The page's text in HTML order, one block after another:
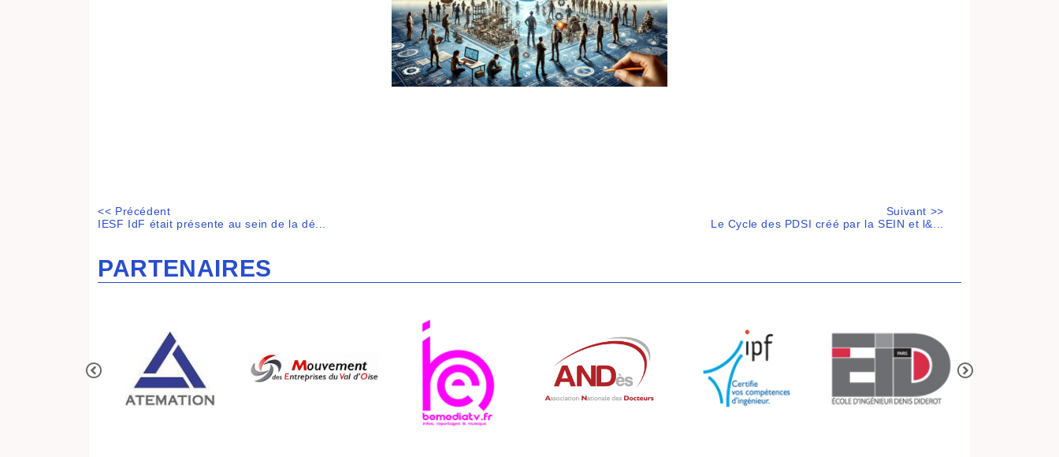
<< Précédent
IESF IdF était présente au sein de la dé...
Suivant >>
Le Cycle des PDSI créé par la SEIN et l&...
PARTENAIRES